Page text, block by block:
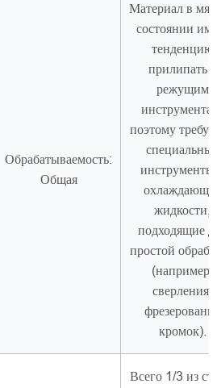
Обрабатываемость:
Общая
Материал в
состоянии
тенденцию
прилипать к
режущим
поэтому
инструменты
жидкости,
подходящие
простой
(например,
сверления,
кромок).
Всего 1/3 из